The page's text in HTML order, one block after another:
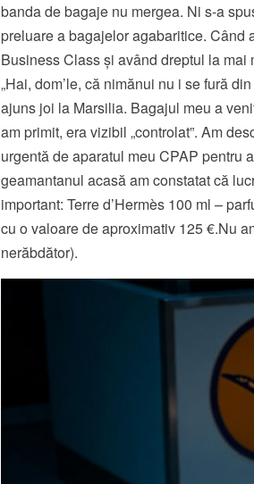
banda de bagaje nu mergea. Ni s-a
preluare a bagajelor agabaritice. Când
Business Class și având dreptul la
„Hai, dom’le, că nimănui nu i se fură
ajuns joi la Marsilia. Bagajul meu a
am primit, era vizibil „controlat”. Am
urgentă de aparatul meu CPAP pentru
geamantanul acasă am constatat că
important: Terre d’Hermès 100 ml –
cu o valoare de aproximativ 125 €.Nu
nerăbdător).